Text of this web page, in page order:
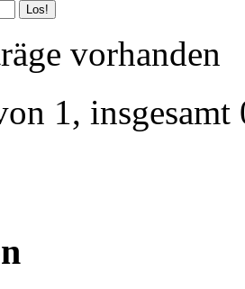
vorhanden
1, insgesamt